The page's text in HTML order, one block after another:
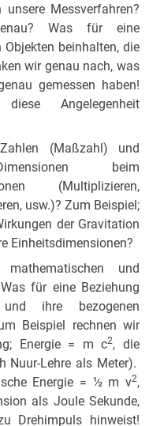
Messverfahren?
Was für eine
beinhalten, die
wir genau nach, was
gemessen haben!
Angelegenheit
(Maßzahl) und
beim
(Multiplizieren,
usw.)? Zum Beispiel;
der Gravitation
Einheitsdimensionen?
und
für eine Beziehung
ihre bezogenen
Beispiel rechnen wir
Energie = m c2, die
Nuur-Lehre als Meter).
Energie = ½ m v2,
als Joule Sekunde,
Drehimpuls hinweist!